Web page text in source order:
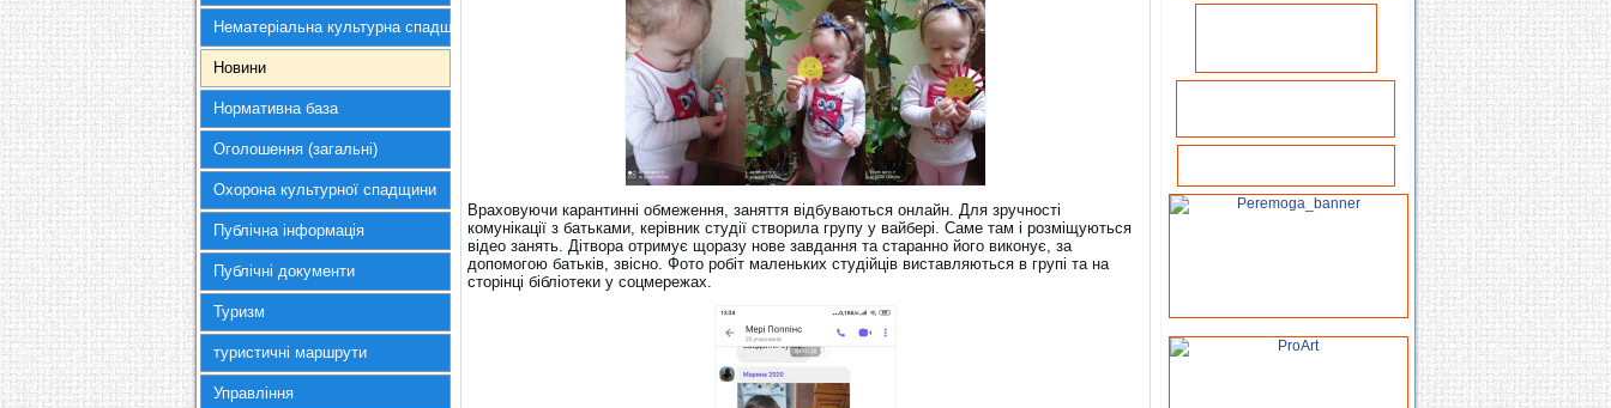
Нематеріальна культурна спадщина
Новини
Нормативна база
Оголошення (загальні)
Охорона культурної спадщини
Публічна інформація
Публічні документи
Туризм
туристичні маршрути
Управління
Враховуючи карантинні обмеження, заняття відбуваються онлайн. Для зручності
комунікації з батьками, керівник студії створила групу у вайбері. Саме там і розміщуються
відео занять. Дітвора отримує щоразу нове завдання та старанно його виконує, за
допомогою батьків, звісно. Фото робіт маленьких студійців виставляються в групі та на
сторінці бібліотеки у соцмережах.